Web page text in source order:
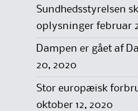
Sundhedsstyrelsen
oplysninger februar
Dampen er gået af
20, 2020
Stor europæisk
oktober 12, 2020